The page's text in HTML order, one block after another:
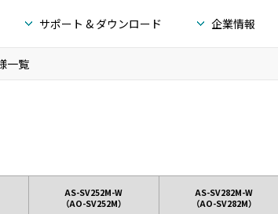
サポート & ダウンロード
企業情報
一覧
AS-SV252M-W
（AO-SV252M）
AS-SV282M-W
（AO-SV282M）